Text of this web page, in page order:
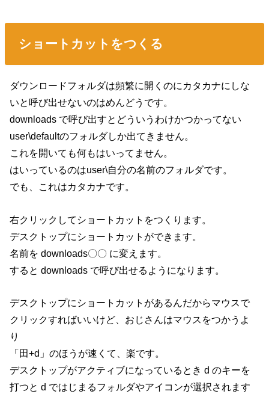
ショートカットをつくる
ダウンロードフォルダは頻繁に開くのにカタカナにしな
いと呼び出せないのはめんどうです。
downloads で呼び出すとどういうわけかつかってない
user\defaultのフォルダしか出てきません。
これを開いても何もはいってません。
はいっているのはuser\自分の名前のフォルダです。
でも、これはカタカナです。
右クリックしてショートカットをつくります。
デスクトップにショートカットができます。
名前を downloads〇〇 に変えます。
すると downloads で呼び出せるようになります。
デスクトップにショートカットがあるんだからマウスで
クリックすればいいけど、おじさんはマウスをつかうよ
り
「田+d」のほうが速くて、楽です。
デスクトップがアクティブになっているとき d のキーを
打つと d ではじまるフォルダやアイコンが選択されます